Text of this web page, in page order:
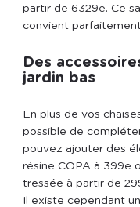
partir de 6329e. Ce
convient
Des
jardin bas
En plus de vos
possible de
pouvez ajouter des
résine COPA à 399e
tressée à partir de
Il existe cependant